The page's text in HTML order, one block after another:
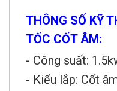
THÔNG SỐ KỸ
TỐC CỐT ÂM:
- Công suất:
- Kiểu lắp: Cốt